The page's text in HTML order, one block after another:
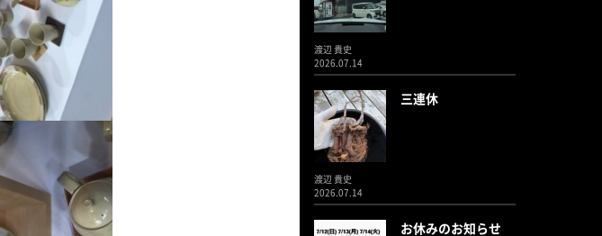
渡辺 貴史
2026.07.14
三連休
渡辺 貴史
2026.07.14
お休みのお知らせ